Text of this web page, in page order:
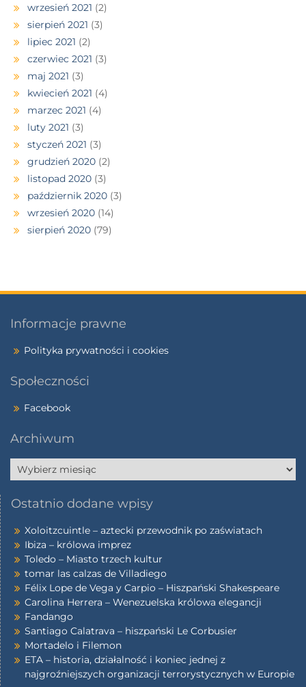
wrzesień 2021 (2)
sierpień 2021 (3)
lipiec 2021 (2)
czerwiec 2021 (3)
maj 2021 (3)
kwiecień 2021 (4)
marzec 2021 (4)
luty 2021 (3)
styczeń 2021 (3)
grudzień 2020 (2)
listopad 2020 (3)
październik 2020 (3)
wrzesień 2020 (14)
sierpień 2020 (79)
Informacje prawne
Polityka prywatności i cookies
Społeczności
Facebook
Archiwum
Ostatnio dodane wpisy
Xoloitzcuintle – aztecki przewodnik po zaświatach
Ibiza – królowa imprez
Toledo – Miasto trzech kultur
tomar las calzas de Villadiego
Félix Lope de Vega y Carpio – Hiszpański Shakespeare
Carolina Herrera – Wenezuelska królowa elegancji
Fandango
Santiago Calatrava – hiszpański Le Corbusier
Mortadelo i Filemon
ETA – historia, działalność i koniec jednej z
najgroźniejszych organizacji terrorystycznych w Europie